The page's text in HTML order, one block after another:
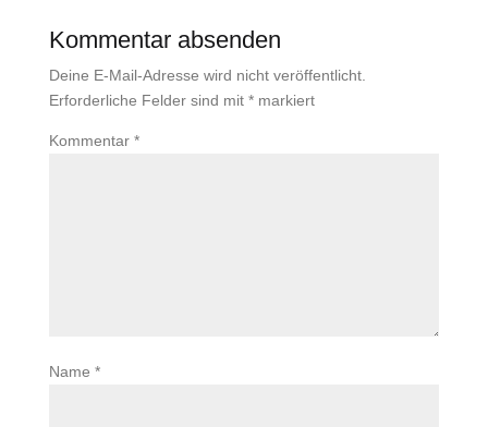
Kommentar absenden
Deine E-Mail-Adresse wird nicht veröffentlicht.
Erforderliche Felder sind mit *markiert
Kommentar *
Name *